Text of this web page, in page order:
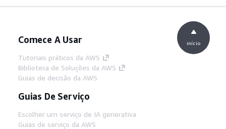
Comece A Usar
Tutoriais práticos da AWS
Biblioteca de Soluções da AWS
Guias de decisão da AWS
Guias De Serviço
Escolher um serviço de IA generativa
Guias de serviço da AWS
início